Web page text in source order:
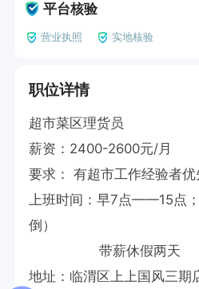
平台核验
营业执照 实地核验
职位详情
超市菜区理货员
薪资：2400-2600元/月
要求： 有超市工作经验者优
上班时间：早7点——15点
倒）
                 带薪休假两天
地址：临渭区上上国风三期